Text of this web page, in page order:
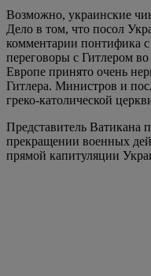
Возможно, украинские
Дело в том, что посол
комментарии понтифика с
переговоры с Гитлером
Европе принято очень
Гитлера. Министров и
греко-католической
Представитель Ватикана
прекращении военных
прямой капитуляции